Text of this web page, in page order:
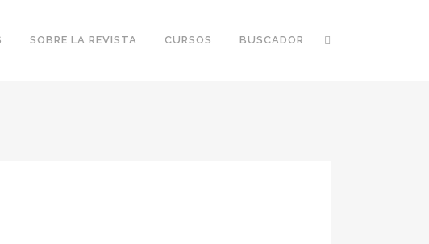
SOBRE LA REVISTA CURSOS BUSCADOR